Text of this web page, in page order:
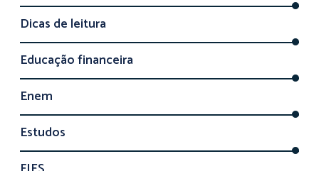
Dicas de leitura
Educação financeira
Enem
Estudos